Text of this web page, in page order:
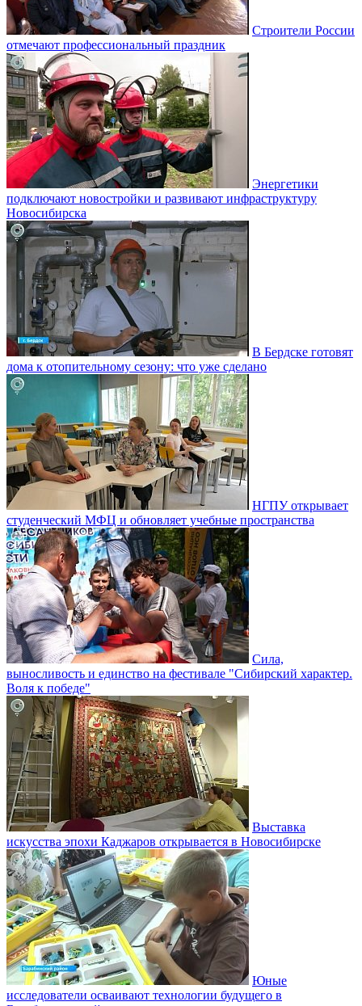
Строители России
отмечают профессиональный праздник
Энергетики
подключают новостройки и развивают инфраструктуру
Новосибирска
В Бердске готовят
дома к отопительному сезону: что уже сделано
НГПУ открывает
студенческий МФЦ и обновляет учебные пространства
Сила,
выносливость и единство на фестивале "Сибирский характер.
Воля к победе"
Выставка
искусства эпохи Каджаров открывается в Новосибирске
Юные
исследователи осваивают технологии будущего в